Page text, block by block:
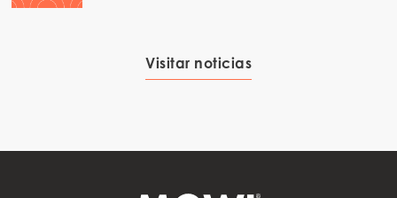
Visitar noticias